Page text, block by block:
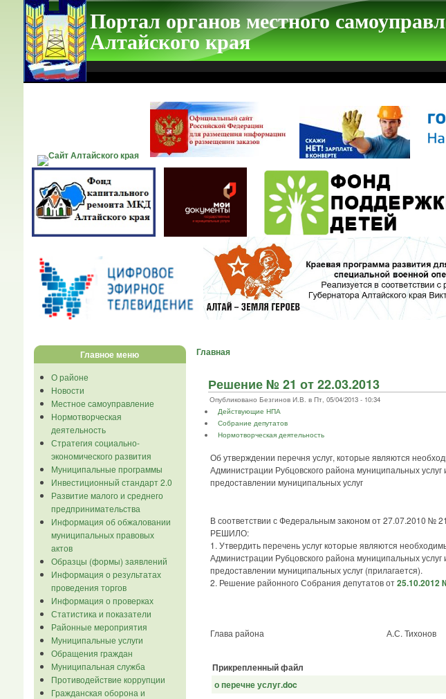
Портал органов местного
Алтайского края
Главное меню
О районе
Новости
Местное самоуправление
Нормотворческая
деятельность
Стратегия социально-
экономического развития
Муниципальные программы
Инвестиционный стандарт 2.0
Развитие малого и среднего
предпринимательства
Информация об обжаловании
муниципальных правовых
актов
Образцы (формы) заявлений
Информация о результатах
проведения торгов
Информация о проверках
Статистика и показатели
Районные мероприятия
Муниципальные услуги
Обращения граждан
Муниципальная служба
Противодействие коррупции
Гражданская оборона и
Главная
Решение № 21 от 22.03.2013
Опубликовано Безгинов И.В. в Пт, 05/04/2013 - 10:34
Действующие НПА
Собрание депутатов
Нормотворческая деятельность
Об утверждении перечня услуг, которые являются
Администрации Рубцовского района муниципальных
предоставлении муниципальных услуг
В соответствии с Федеральным законом от 27.07.2010 №
РЕШИЛО:
1. Утвердить перечень услуг которые являются
Администрации Рубцовского района муниципальных
предоставлении муниципальных услуг (прилагается).
2. Решение районного Собрания депутатов от25.10.2012
Глава района А.С. Тихонов
Прикрепленный файл
о перечне услуг.doc